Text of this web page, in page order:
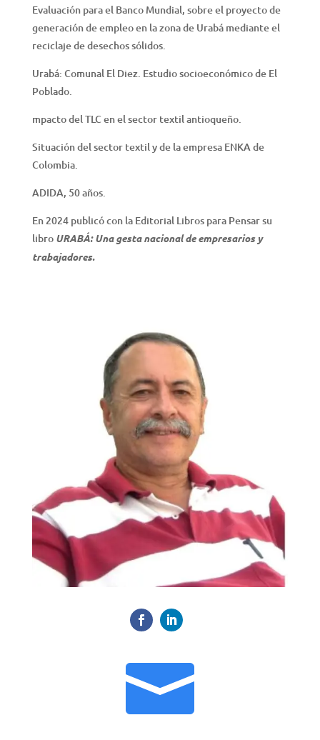
Evaluación para el Banco Mundial, sobre el proyecto de
generación de empleo en la zona de Urabá mediante el
reciclaje de desechos sólidos.
Urabá: Comunal El Diez. Estudio socioeconómico de El
Poblado.
mpacto del TLC en el sector textil antioqueño.
Situación del sector textil y de la empresa ENKA de
Colombia.
ADIDA, 50 años.
En 2024 publicó con la Editorial Libros para Pensar su
libro URABÁ: Una gesta nacional de empresarios y
trabajadores.
